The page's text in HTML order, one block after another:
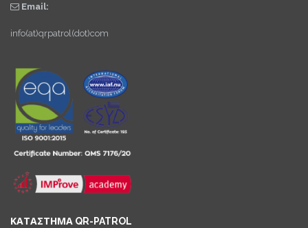
Email:
info(at)qrpatrol(dot)com
ΚΑΤΑΣΤΗΜΑ QR-PATROL